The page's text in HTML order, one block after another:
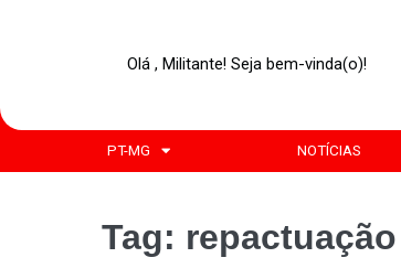
Olá , Militante! Seja bem-vinda(o)!
PT-MG NOTÍCIAS
Tag: repactuação